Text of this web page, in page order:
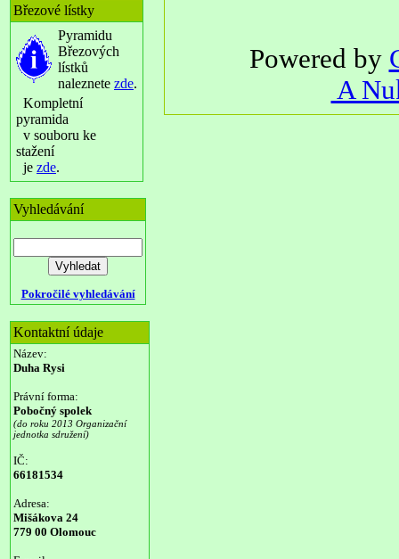
Březové lístky
Pyramidu
Březových
lístků
naleznete zde.
Kompletní
pyramida
v souboru ke
stažení
je zde.
Vyhledávání
Pokročilé vyhledávání
Kontaktní údaje
Název:
Duha Rysi
Právní forma:
Pobočný spolek
(do roku 2013 Organizační
jednotka sdružení)
IČ:
66181534
Adresa:
Mišákova 24
779 00 Olomouc
Powered by
A